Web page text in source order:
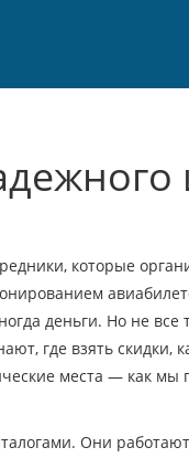
которые
деньги. Но не все
где взять скидки,
места — как мы
Они